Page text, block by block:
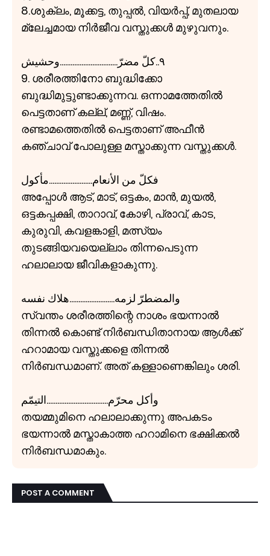
8.ശുക്ലം, മൂക്കട്ട, തുപ്പൽ, വിയർപ്പ്, മുതലായ
മ്ലേച്ചമായ നിർജീവ വസ്തുക്കൾ മുഴുവനും.
٩..كلّ مضرّ................................وحشيش
9. ശരീരത്തിനോ ബുദ്ധിക്കോ
ബുദ്ധിമുട്ടുണ്ടാക്കുന്നവ. ഒന്നാമത്തേതിൽ
പെട്ടതാണ് കല്ല്, മണ്ണ്, വിഷം.
രണ്ടാമത്തെതിൽ പെട്ടതാണ് അഫീൻ
കഞ്ചാവ് പോലുള്ള മസ്താക്കുന്ന വസ്തുക്കൾ.
فكلّ من الأنعام........................مأكول
അപ്പോൾ ആട്, മാട്, ഒട്ടകം, മാൻ, മുയൽ,
ഒട്ടകപ്പക്ഷി, താറാവ്, കോഴി, പ്രാവ്, കാട,
കുരുവി, കവളങ്കാളി, മത്സ്യം
തുടങ്ങിയവയെല്ലാം തിന്നപെടുന്ന
ഹലാലായ ജീവികളാകുന്നു.
والمضطرّ لزمه.........................هلاك نفسه
സ്വന്തം ശരീരത്തിന്റെ നാശം ഭയന്നാൽ
തിന്നൽ കൊണ്ട് നിർബന്ധിതാനായ ആൾക്ക്
ഹറാമായ വസ്തുക്കളെ തിന്നൽ
നിർബന്ധമാണ്. അത് കള്ളാണെങ്കിലും ശരി.
وأكل محرّم..................................التيمّم
തയമ്മുമിനെ ഹലാലാക്കുന്നു അപകടം
ഭയന്നാൽ മസ്താകാത്ത ഹറാമിനെ ഭക്ഷിക്കൽ
നിർബന്ധമാകും.
POST A COMMENT